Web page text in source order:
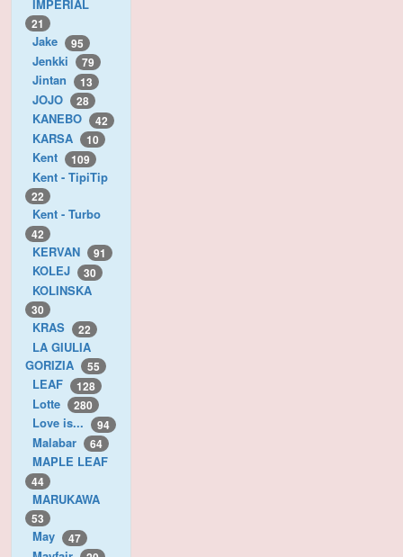
IMPERIAL
21
Jake 95
Jenkki 79
Jintan 13
JOJO 28
KANEBO 42
KARSA 10
Kent 109
Kent - TipiTip
22
Kent - Turbo
42
KERVAN 91
KOLEJ 30
KOLINSKA
30
KRAS 22
LA GIULIA
GORIZIA
55
LEAF 128
Lotte 280
Love is... 94
Malabar 64
MAPLE LEAF
44
MARUKAWA
53
May 47